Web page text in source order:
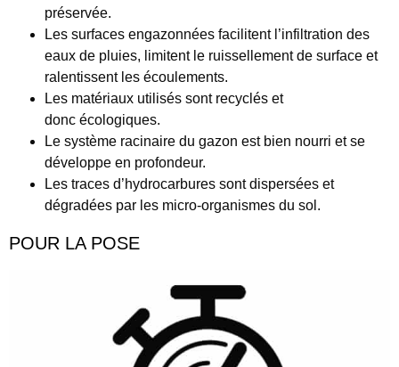
préservée.
Les surfaces engazonnées facilitent l’infiltration des
eaux de pluies, limitent le ruissellement de surface et
ralentissent les écoulements.
Les matériaux utilisés sont recyclés et
donc écologiques.
Le système racinaire du gazon est bien nourri et se
développe en profondeur.
Les traces d’hydrocarbures sont dispersées et
dégradées par les micro-organismes du sol.
POUR LA POSE